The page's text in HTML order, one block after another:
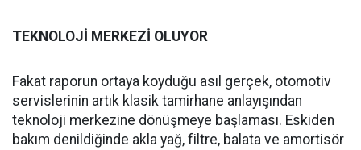
TEKNOLOJİ MERKEZİ OLUYOR
Fakat raporun ortaya koyduğu asıl gerçek, otomotiv
servislerinin artık klasik tamirhane anlayışından
teknoloji merkezine dönüşmeye başlaması. Eskiden
bakım denildiğinde akla yağ, filtre, balata ve amortisör